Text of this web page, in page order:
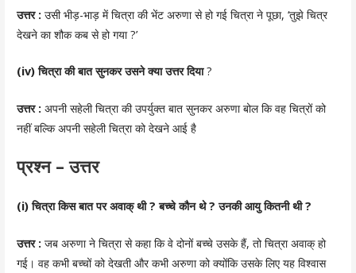
उत्तर : उसी भीड़-भाड़ में चित्रा की भेंट अरुणा से हो गई चित्रा ने पूछा, ‘तुझे चित्र
देखने का शौक कब से हो गया ?’
(iv) चित्रा की बात सुनकर उसने क्या उत्तर दिया?
उत्तर : अपनी सहेली चित्रा की उपर्युक्त बात सुनकर अरुणा बोल कि वह चित्रों को
नहीं बल्कि अपनी सहेली चित्रा को देखने आई है
प्रश्न – उत्तर
(i) चित्रा किस बात पर अवाक् थी ? बच्चे कौन थे ? उनकी आयु कितनी थी ?
उत्तर : जब अरुणा ने चित्रा से कहा कि वे दोनों बच्चे उसके हैं, तो चित्रा अवाक् हो
गई। वह कभी बच्चों को देखती और कभी अरुणा को क्योंकि उसके लिए यह विश्वास